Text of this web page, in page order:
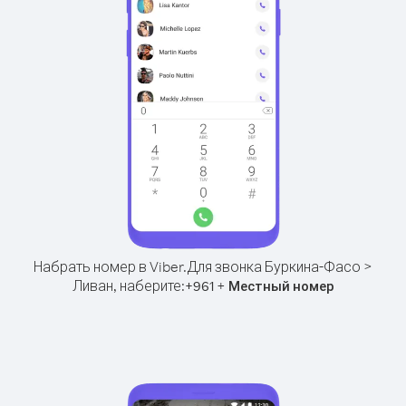
Набрать номер в Viber.Для звонка Буркина-Фасо >
Ливан, наберите:+961+ Местный номер